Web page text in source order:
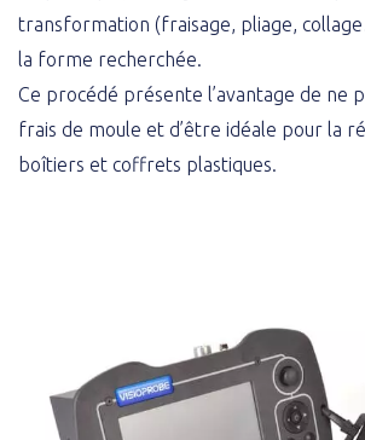
transformation (fraisage, pliage,
la forme recherchée.
Ce procédé présente l’avantage de ne
frais de moule et d’être idéale pour la
boîtiers et coffrets plastiques.